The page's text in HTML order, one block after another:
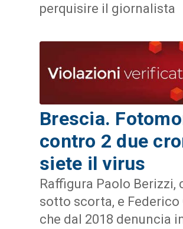
perquisire il giornalista
Brescia.
contro 2 due
siete il virus
Raffigura Paolo Berizzi,
sotto scorta, e Federico
che dal 2018 denuncia